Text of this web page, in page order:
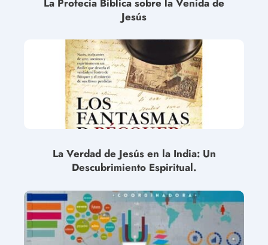
Jesús
La Verdad de Jesús en la India: Un
Descubrimiento Espiritual.